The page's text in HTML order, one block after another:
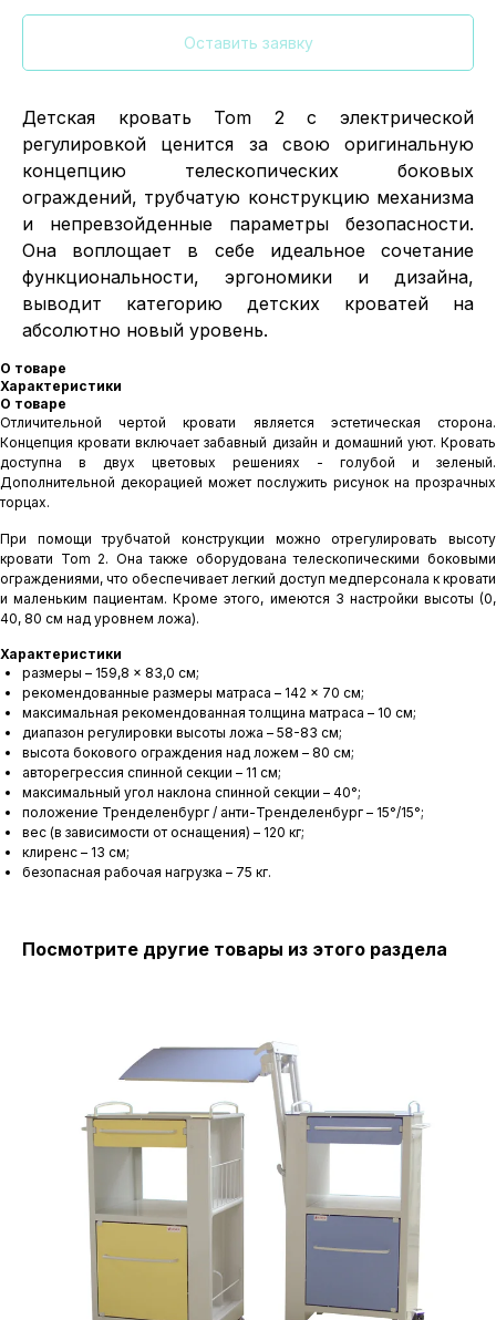
Оставить заявку
Детская кровать Tom 2 с электрической
регулировкой ценится за свою оригинальную
концепцию телескопических боковых
ограждений, трубчатую конструкцию механизма
и непревзойденные параметры безопасности.
Она воплощает в себе идеальное сочетание
функциональности, эргономики и дизайна,
выводит категорию детских кроватей на
абсолютно новый уровень.
О товаре
Характеристики
О товаре
Отличительной чертой кровати является эстетическая сторона.
Концепция кровати включает забавный дизайн и домашний уют. Кровать
доступна в двух цветовых решениях - голубой и зеленый.
Дополнительной декорацией может послужить рисунок на прозрачных
торцах.
При помощи трубчатой конструкции можно отрегулировать высоту
кровати Tom 2. Она также оборудована телескопическими боковыми
ограждениями, что обеспечивает легкий доступ медперсонала к кровати
и маленьким пациентам. Кроме этого, имеются 3 настройки высоты (0,
40, 80 см над уровнем ложа).
Характеристики
размеры – 159,8 × 83,0 см;
рекомендованные размеры матраса – 142 × 70 см;
максимальная рекомендованная толщина матраса – 10 см;
диапазон регулировки высоты ложа – 58-83 см;
высота бокового ограждения над ложем – 80 см;
авторегрессия спинной секции – 11 см;
максимальный угол наклона спинной секции – 40°;
положение Тренделенбург / анти-Тренделенбург – 15°/15°;
вес (в зависимости от оснащения) – 120 кг;
клиренс – 13 см;
безопасная рабочая нагрузка – 75 кг.
Посмотрите другие товары из этого раздела